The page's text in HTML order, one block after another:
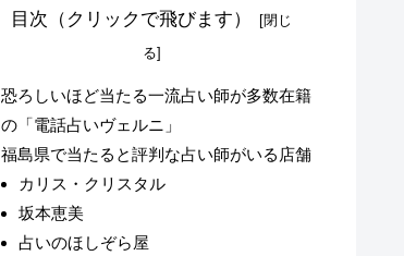
目次（クリックで飛びます）
恐ろしいほど当たる一流占い師が多数在籍
の「電話占いヴェルニ」
福島県で当たると評判な占い師がいる店舗
カリス・クリスタル
坂本恵美
占いのほしぞら屋